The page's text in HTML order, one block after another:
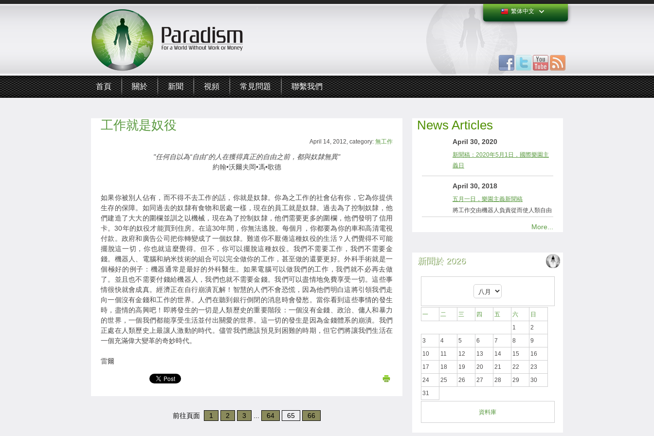
繁体中文
首頁 關於 新聞 視頻 常見問題 聯繫我們
工作就是奴役
April 14, 2012, category: 無工作
"任何自以為“自由”的人在獲得真正的自由之前，都與奴隸無異"
約翰•沃爾夫岡•馮•歌德
如果你被別人佔有，而不得不去工作的話，你就是奴隸。你為之工作的社會佔有你，它為你提供
生存的保障。如同過去的奴隸有食物和居處一樣，現在的員工就是奴隸。過去為了控制奴隸，他
們建造了大大的圍欄並訓之以機械，現在為了控制奴隸，他們需要更多的圍欄，他們發明了信用
卡。30年的奴役才能買到住房。在這30年間，你無法逃脫。每個月，你都要為你的車和高清電視
付款。政府和廣告公司把你轉變成了一個奴隸。難道你不厭倦這種奴役的生活？人們覺得不可能
擺脫這一切，你也就這麼覺得。但不，你可以擺脫這種奴役。我們不需要工作，我們不需要金
錢。機器人、電腦和納米技術的組合可以完全做你的工作，甚至做的還要更好。外科手術就是一
個極好的例子：機器通常是最好的外科醫生。如果電腦可以做我們的工作，我們就不必再去做
了。並且也不需要付錢給機器人，我們也就不需要金錢。我們可以盡情地免費享受一切。這些事
情很快就會成真。經濟正在自行崩潰瓦解！智慧的人們不會恐慌，因為他們明白這將引領我們走
向一個沒有金錢和工作的世界。人們在聽到銀行倒閉的消息時會發愁。當你看到這些事情的發生
時，盡情的高興吧！即將發生的一切是人類歷史的重要階段：一個沒有金錢、政治、傭人和暴力
的世界，一個我們都能享受生活並付出關愛的世界。這一切的發生是因為金錢體系的崩潰。我們
正處在人類歷史上最讓人激動的時代。儘管我們應該預見到困難的時期，但它們將讓我們生活在
一個充滿偉大變革的奇妙時代。
雷爾
前往頁面 1 2 3 64 65 66
News Articles
April 30, 2020
新聞稿：2020年5月1日，國際樂園主
義日
April 30, 2018
五月一日，樂園主義新聞稿
將工作交由機器人負責從而使人類自由
More...
新聞於 2026
一 二 三 四 五 六
日
1
2
3
4 5 6 7 8
9
10
11 12 13 14 15
16
17
18 19 20 21 22
23
24
25 26 27 28 29
30
31
資料庫